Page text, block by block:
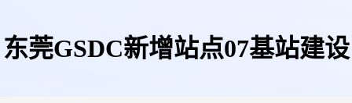
东莞GSDC新增站点07基站建设